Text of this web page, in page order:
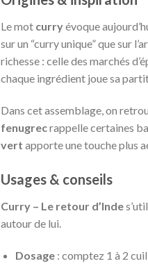
Le mot curryévoque
sur un “curry unique” que sur
richesse : celle des marchés
chaque ingrédient joue sa
Dans cet assemblage, on
fenugrecrappelle certaines
vert apporte une touche plus
Usages & conseils
Curry – Le retour d’Inde
autour de lui.
Dosage: comptez 1 à 2